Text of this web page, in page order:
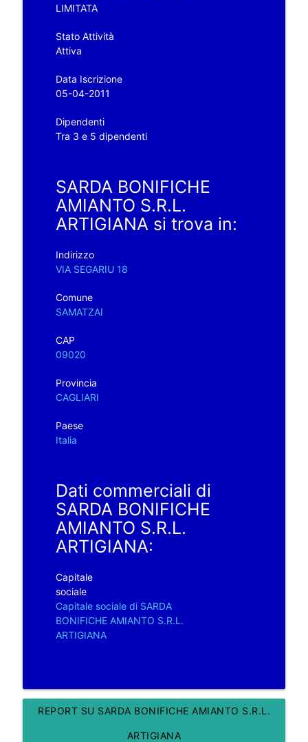
LIMITATA
Stato Attività
Attiva
Data Iscrizione
05-04-2011
Dipendenti
Tra 3 e 5 dipendenti
SARDA BONIFICHE
AMIANTO S.R.L.
ARTIGIANA si trova in:
Indirizzo
VIA SEGARIU 18
Comune
SAMATZAI
CAP
09020
Provincia
CAGLIARI
Paese
Italia
Dati commerciali di
SARDA BONIFICHE
AMIANTO S.R.L.
ARTIGIANA:
Capitale
sociale
Capitale sociale di SARDA
BONIFICHE AMIANTO S.R.L.
ARTIGIANA
REPORT SU SARDA BONIFICHE AMIANTO S.R.L.
ARTIGIANA